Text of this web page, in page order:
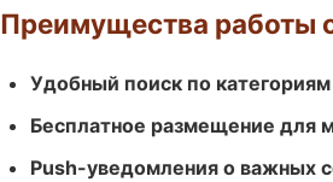
Преимущества работы
Удобный поиск по
Бесплатное размещение для
Push-уведомления о важных